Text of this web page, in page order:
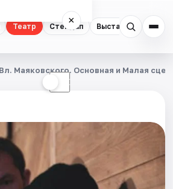
Театр Стендап Выставки
×
☾
Маяковского. Основная и Малая